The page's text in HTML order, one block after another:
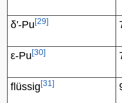
δ'-Pu [29]
ε-Pu [30]
flüssig [31]